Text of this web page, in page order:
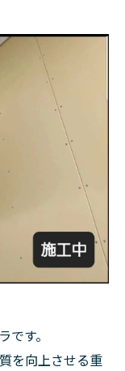
す。
を向上させる重